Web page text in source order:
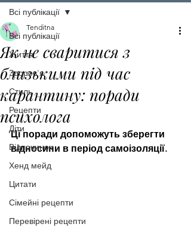
Всі публікації
Життя
Здоров'я
Стиль
Рецепти
Діти
Відпочинок
Хенд мейд
Цитати
Сімейні рецепти
Перевірені рецепти
Всі публікації
Як не сваритися з
близькими під час
карантину: поради
психолога
Tenditna
Ці поради допоможуть зберегти
відносини в період самоізоляції.